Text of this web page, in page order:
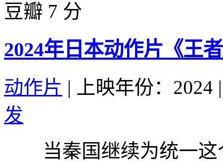
豆瓣 7 分
2024年日本动作片《王
动作片 | 上映年份：2024 |
发
当秦国继续为统一这